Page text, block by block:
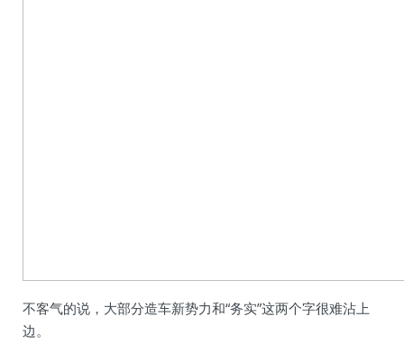
不客气的说，大部分造车新势力和“务实”这两个字很难沾上
边。